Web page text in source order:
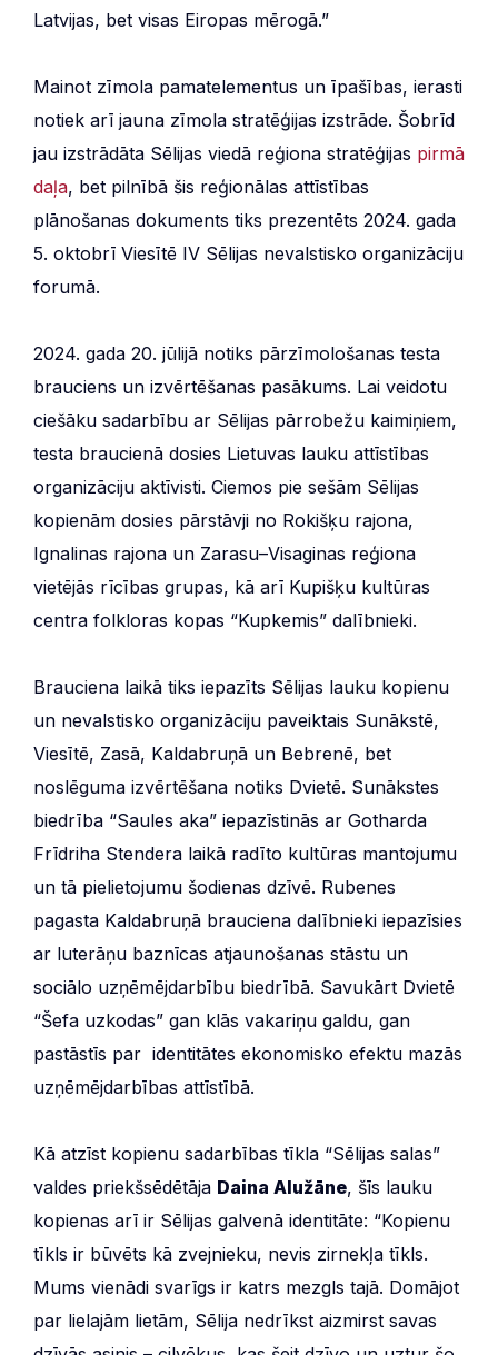
Latvijas, bet visas Eiropas mērogā.”
Mainot zīmola pamatelementus un īpašības, ierasti
notiek arī jauna zīmola stratēģijas izstrāde. Šobrīd
jau izstrādāta Sēlijas viedā reģiona stratēģijas pirmā
daļa, bet pilnībā šis reģionālas attīstības
plānošanas dokuments tiks prezentēts 2024. gada
5. oktobrī Viesītē IV Sēlijas nevalstisko organizāciju
forumā.
2024. gada 20. jūlijā notiks pārzīmološanas testa
brauciens un izvērtēšanas pasākums. Lai veidotu
ciešāku sadarbību ar Sēlijas pārrobežu kaimiņiem,
testa braucienā dosies Lietuvas lauku attīstības
organizāciju aktīvisti. Ciemos pie sešām Sēlijas
kopienām dosies pārstāvji no Rokišķu rajona,
Ignalinas rajona un Zarasu–Visaginas reģiona
vietējās rīcības grupas, kā arī Kupišķu kultūras
centra folkloras kopas “Kupkemis” dalībnieki.
Brauciena laikā tiks iepazīts Sēlijas lauku kopienu
un nevalstisko organizāciju paveiktais Sunākstē,
Viesītē, Zasā, Kaldabruņā un Bebrenē, bet
noslēguma izvērtēšana notiks Dvietē. Sunākstes
biedrība “Saules aka” iepazīstinās ar Gotharda
Frīdriha Stendera laikā radīto kultūras mantojumu
un tā pielietojumu šodienas dzīvē. Rubenes
pagasta Kaldabruņā brauciena dalībnieki iepazīsies
ar luterāņu baznīcas atjaunošanas stāstu un
sociālo uzņēmējdarbību biedrībā. Savukārt Dvietē
“Šefa uzkodas” gan klās vakariņu galdu, gan
pastāstīs par identitātes ekonomisko efektu mazās
uzņēmējdarbības attīstībā.
Kā atzīst kopienu sadarbības tīkla “Sēlijas salas”
valdes priekšsēdētāja Daina Alužāne, šīs lauku
kopienas arī ir Sēlijas galvenā identitāte: “Kopienu
tīkls ir būvēts kā zvejnieku, nevis zirnekļa tīkls.
Mums vienādi svarīgs ir katrs mezgls tajā. Domājot
par lielajām lietām, Sēlija nedrīkst aizmirst savas